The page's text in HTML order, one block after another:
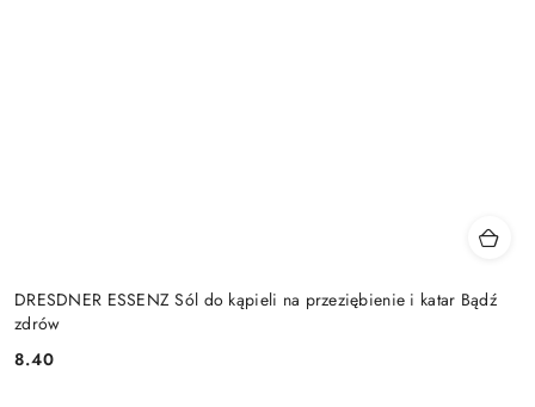
DRESDNER ESSENZ Sól do kąpieli na przeziębienie i katar Bądź
zdrów
Cena:
8.40